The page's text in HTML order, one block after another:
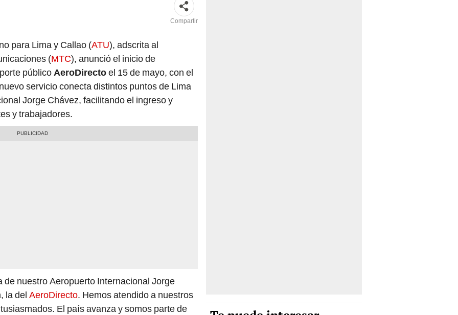
Compartir
para Lima y Callao (ATU), adscrita al
(MTC), anunció el inicio de
públicoAeroDirectoel 15 de mayo, con el
servicio conecta distintos puntos de Lima
Jorge Chávez, facilitando el ingreso y
y trabajadores.
de nuestro Aeropuerto Internacional Jorge
la del AeroDirecto. Hemos atendido a nuestros
El país avanza y somos parte de